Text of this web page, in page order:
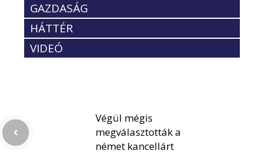
GAZDASÁG
HÁTTÉR
VIDEÓ
Végül mégis
megválasztották a
német kancellárt